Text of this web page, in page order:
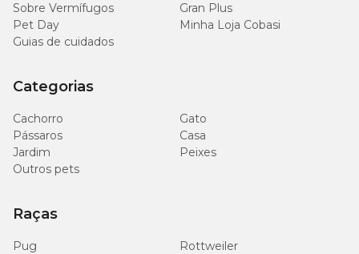
Sobre Vermífugos
Gran Plus
Pet Day
Minha Loja Cobasi
Guias de cuidados
Categorias
Cachorro
Gato
Pássaros
Casa
Jardim
Peixes
Outros pets
Raças
Pug
Rottweiler